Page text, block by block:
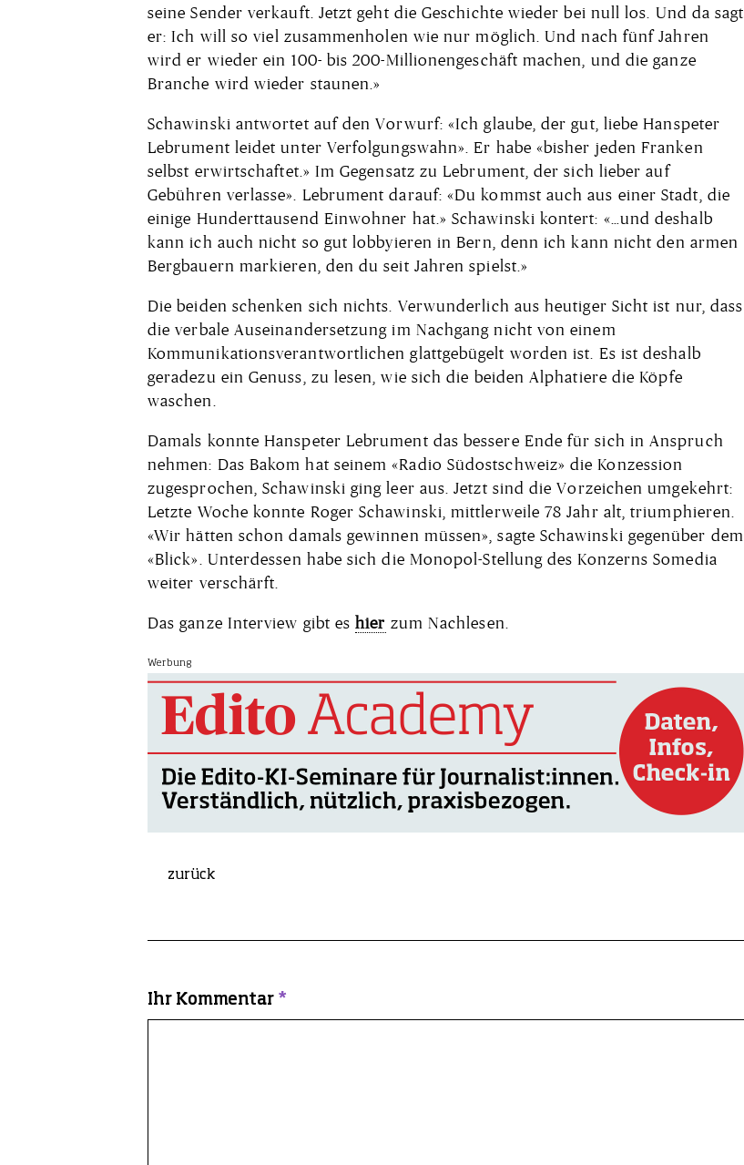
seine Sender verkauft. Jetzt geht die Geschichte wieder bei null los. Und da sagt
er: Ich will so viel zusammenholen wie nur möglich. Und nach fünf Jahren
wird er wieder ein 100- bis 200-Millionengeschäft machen, und die ganze
Branche wird wieder staunen.»
Schawinski antwortet auf den Vorwurf: «Ich glaube, der gut, liebe Hanspeter
Lebrument leidet unter Verfolgungswahn». Er habe «bisher jeden Franken
selbst erwirtschaftet.» Im Gegensatz zu Lebrument, der sich lieber auf
Gebühren verlasse». Lebrument darauf: «Du kommst auch aus einer Stadt, die
einige Hunderttausend Einwohner hat.» Schawinski kontert: «…und deshalb
kann ich auch nicht so gut lobbyieren in Bern, denn ich kann nicht den armen
Bergbauern markieren, den du seit Jahren spielst.»
Die beiden schenken sich nichts. Verwunderlich aus heutiger Sicht ist nur, dass
die verbale Auseinandersetzung im Nachgang nicht von einem
Kommunikationsverantwortlichen glattgebügelt worden ist. Es ist deshalb
geradezu ein Genuss, zu lesen, wie sich die beiden Alphatiere die Köpfe
waschen.
Damals konnte Hanspeter Lebrument das bessere Ende für sich in Anspruch
nehmen: Das Bakom hat seinem «Radio Südostschweiz» die Konzession
zugesprochen, Schawinski ging leer aus. Jetzt sind die Vorzeichen umgekehrt:
Letzte Woche konnte Roger Schawinski, mittlerweile 78 Jahr alt, triumphieren.
«Wir hätten schon damals gewinnen müssen», sagte Schawinski gegenüber dem
«Blick». Unterdessen habe sich die Monopol-Stellung des Konzerns Somedia
weiter verschärft.
Das ganze Interview gibt eshier zum Nachlesen.
Werbung
zurück
Ihr Kommentar *